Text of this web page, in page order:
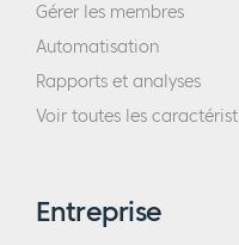
Gérer les membres
Automatisation
Rapports et analyses
Voir toutes les
Entreprise